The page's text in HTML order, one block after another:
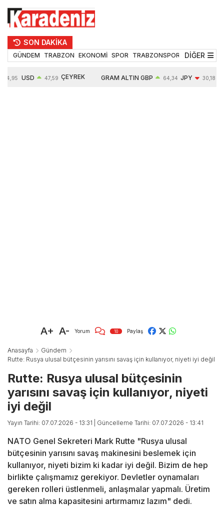
SON DAKİKA
GÜNDEM TRABZON EKONOMİ SPOR TRABZONSPOR TEKNOLOJİ
DİĞER
54,95 USD 47,59 ÇEYREK GRAM ALTIN GBP 64,34 JPY 30,18
A+ A- Yorum 10 Paylaş
Anasayfa
Gündem
Rutte: Rusya ulusal bütçesinin yarısını savaş için kullanıyor, niyeti iyi değil
Rutte: Rusya ulusal bütçesinin
yarısını savaş için kullanıyor, niyeti
iyi değil
Yayın Tarihi: 07.07.2026 - 13:31 | Güncelleme Tarihi: 07.07.2026 - 13:41
NATO Genel Sekreteri Mark Rutte "Rusya ulusal
bütçesinin yarısını savaş makinesini beslemek için
kullanıyor, niyeti bizim ki kadar iyi değil. Bizim de hep
birlikte çalışmamız gerekiyor. Devletler oynamaları
gereken rolleri üstlenmeli, anlaşmalar yapmalı. Üretim
ve satın alma kapasitesini artırmamız lazım" dedi.